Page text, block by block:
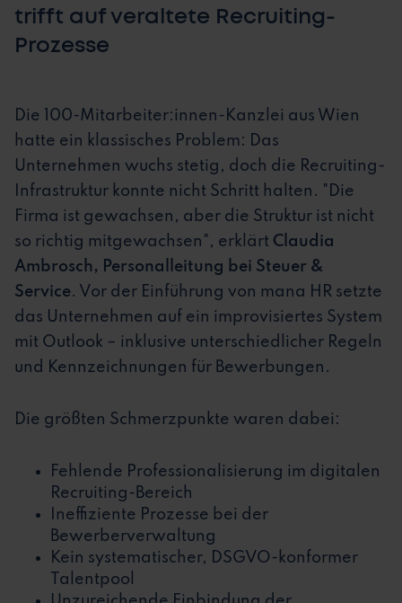
trifft auf veraltete Recruiting-
Prozesse
Die 100-Mitarbeiter:innen-Kanzlei aus Wien
hatte ein klassisches Problem: Das
Unternehmen wuchs stetig, doch die Recruiting-
Infrastruktur konnte nicht Schritt halten. "Die
Firma ist gewachsen, aber die Struktur ist nicht
so richtig mitgewachsen", erklärt Claudia
Ambrosch, Personalleitung bei Steuer &
Service. Vor der Einführung von mana HR setzte
das Unternehmen auf ein improvisiertes System
mit Outlook – inklusive unterschiedlicher Regeln
und Kennzeichnungen für Bewerbungen.
Die größten Schmerzpunkte waren dabei:
Fehlende Professionalisierung im digitalen
Recruiting-Bereich
Ineffiziente Prozesse bei der
Bewerberverwaltung
Kein systematischer, DSGVO-konformer
Talentpool